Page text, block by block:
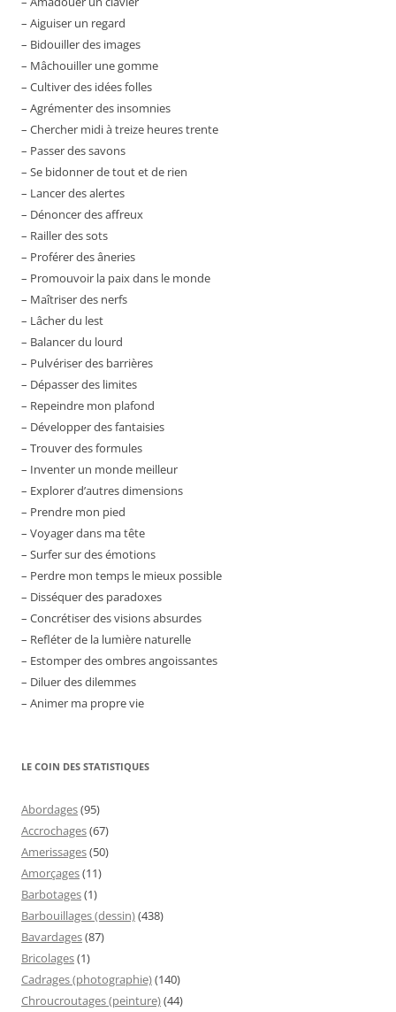
– Aiguiser un regard
– Bidouiller des images
– Mâchouiller une gomme
– Cultiver des idées folles
– Agrémenter des insomnies
– Chercher midi à treize heures trente
– Passer des savons
– Se bidonner de tout et de rien
– Lancer des alertes
– Dénoncer des affreux
– Railler des sots
– Proférer des âneries
– Promouvoir la paix dans le monde
– Maîtriser des nerfs
– Lâcher du lest
– Balancer du lourd
– Pulvériser des barrières
– Dépasser des limites
– Repeindre mon plafond
– Développer des fantaisies
– Trouver des formules
– Inventer un monde meilleur
– Explorer d’autres dimensions
– Prendre mon pied
– Voyager dans ma tête
– Surfer sur des émotions
– Perdre mon temps le mieux possible
– Disséquer des paradoxes
– Concrétiser des visions absurdes
– Refléter de la lumière naturelle
– Estomper des ombres angoissantes
– Diluer des dilemmes
– Animer ma propre vie
LE COIN DES STATISTIQUES
Abordages(95)
Accrochages(67)
Amerissages(50)
Amorçages(11)
Barbotages(1)
Barbouillages (dessin)(438)
Bavardages(87)
Bricolages(1)
Cadrages (photographie)(140)
Chroucroutages (peinture)(44)